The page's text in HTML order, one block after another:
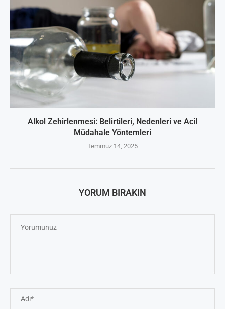
Alkol Zehirlenmesi: Belirtileri, Nedenleri ve Acil
Müdahale Yöntemleri
Temmuz 14, 2025
YORUM BIRAKIN